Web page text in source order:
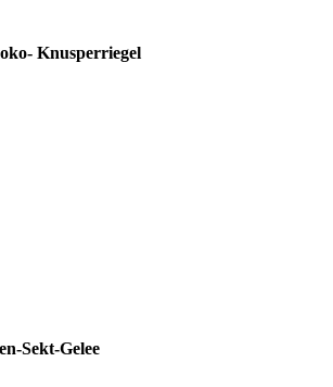
Knusperriegel
Sekt-Gelee